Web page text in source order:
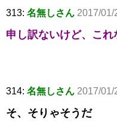
313: 名無しさん 2017/01/
申し訳ないけど、こ
314: 名無しさん 2017/01/
そ、そりゃそうだ